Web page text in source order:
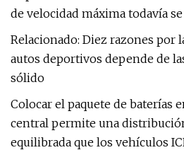
de velocidad máxima todavía
Relacionado: Diez razones por
autos deportivos depende de
sólido
Colocar el paquete de baterías
central permite una
equilibrada que los vehículos